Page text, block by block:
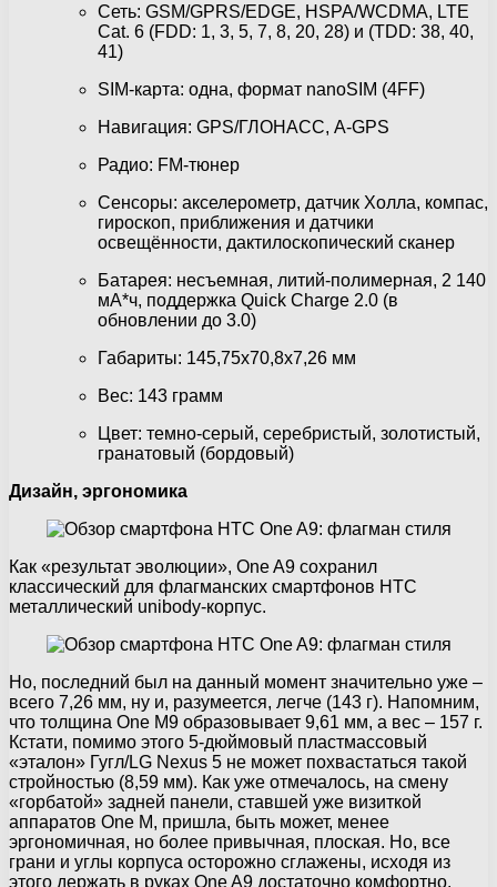
Сеть: GSM/GPRS/EDGE, HSPA/WCDMA, LTE
Cat. 6 (FDD: 1, 3, 5, 7, 8, 20, 28) и (TDD: 38, 40,
41)
SIM-карта: одна, формат nanoSIM (4FF)
Навигация: GPS/ГЛОНАСС, A-GPS
Радио: FM-тюнер
Сенсоры: акселерометр, датчик Холла, компас,
гироскоп, приближения и датчики
освещённости, дактилоскопический сканер
Батарея: несъемная, литий-полимерная, 2 140
мА*ч, поддержка Quick Charge 2.0 (в
обновлении до 3.0)
Габариты: 145,75х70,8х7,26 мм
Вес: 143 грамм
Цвет: темно-серый, серебристый, золотистый,
гранатовый (бордовый)
Дизайн, эргономика
Как «результат эволюции», One A9 сохранил
классический для флагманских смартфонов HTC
металлический unibody-корпус.
Но, последний был на данный момент значительно уже –
всего 7,26 мм, ну и, разумеется, легче (143 г). Напомним,
что толщина One M9 образовывает 9,61 мм, а вес – 157 г.
Кстати, помимо этого 5-дюймовый пластмассовый
«эталон» Гугл/LG Nexus 5 не может похвастаться такой
стройностью (8,59 мм). Как уже отмечалось, на смену
«горбатой» задней панели, ставшей уже визиткой
аппаратов One M, пришла, быть может, менее
эргономичная, но более привычная, плоская. Но, все
грани и углы корпуса осторожно сглажены, исходя из
этого держать в руках One A9 достаточно комфортно.